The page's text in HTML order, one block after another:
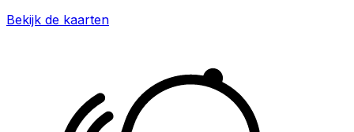
Bekijk de kaarten